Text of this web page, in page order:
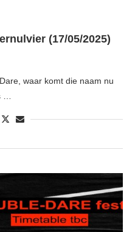
(17/05/2025)
waar komt die naam nu
…